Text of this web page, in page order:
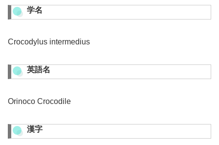
学名
Crocodylus intermedius
英語名
Orinoco Crocodile
漢字